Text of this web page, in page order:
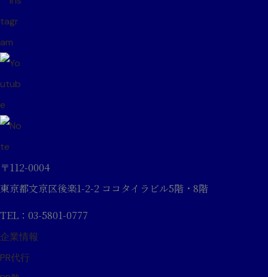
〒112-0004
東京都文京区後楽1-2-2 ココタイラビル5階・8階
TEL：03-5801-0777
企業情報
PR代行